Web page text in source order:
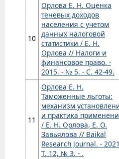
10
Орлова Е. Н. Оценка
теневых доходов
населения с учетом
данных налоговой
статистики / Е. Н.
Орлова // Налоги и
финансовое право. -
2015. - № 5. - С. 42-49.
11
Орлова Е. Н.
Таможенные льготы:
механизм
и практика
/ Е. Н. Орлова, Е. О.
Завьялова // Baikal
Research Journal. -
Т. 12, № 3. - .